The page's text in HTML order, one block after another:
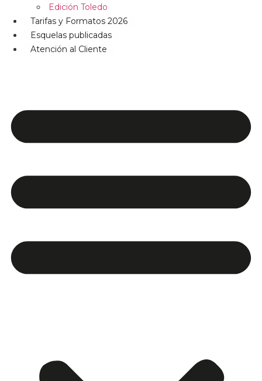
Edición Toledo
Tarifas y Formatos 2026
Esquelas publicadas
Atención al Cliente